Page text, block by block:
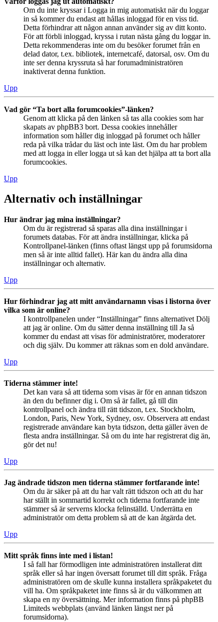
Om du inte kryssar i Logga in mig automatiskt när du loggar
in så kommer du endast att hållas inloggad för en viss tid.
Detta förhindrar att någon annan använder sig av ditt konto.
För att förbli inloggad, kryssa i rutan nästa gång du loggar in.
Detta rekommenderas inte om du besöker forumet från en
delad dator, t.ex. bibliotek, internetcafé, datorsal, osv. Om du
inte ser denna kryssruta så har forumadministratören
inaktiverat denna funktion.
Upp
Vad gör “Ta bort alla forumcookies”-länken?
Genom att klicka på den länken så tas alla cookies som har
skapats av phpBB3 bort. Dessa cookies innehåller
information som håller dig inloggad på forumet och håller
reda på vilka trådar du läst och inte läst. Om du har problem
med att logga in eller logga ut så kan det hjälpa att ta bort alla
forumcookies.
Upp
Alternativ och inställningar
Hur ändrar jag mina inställningar?
Om du är registrerad så sparas alla dina inställningar i
forumets databas. För att ändra inställningar, klicka på
Kontrollpanel-länken (finns oftast längst upp på forumsidorna
men så är inte alltid fallet). Här kan du ändra alla dina
inställningar och alternativ.
Upp
Hur förhindrar jag att mitt användarnamn visas i listorna över
vilka som är online?
I kontrollpanelen under “Inställningar” finns alternativet Dölj
att jag är online. Om du sätter denna inställning till Ja så
kommer du endast att visas för administratörer, moderatorer
och dig själv. Du kommer att räknas som en dold användare.
Upp
Tiderna stämmer inte!
Det kan vara så att tiderna som visas är för en annan tidszon
än den du befinner dig i. Om så är fallet, gå till din
kontrollpanel och ändra till rätt tidszon, t.ex. Stockholm,
London, Paris, New York, Sydney, osv. Observera att endast
registrerade användare kan byta tidszon, detta gäller även de
flesta andra inställningar. Så om du inte har registrerat dig än,
gör det nu!
Upp
Jag ändrade tidszon men tiderna stämmer fortfarande inte!
Om du är säker på att du har valt rätt tidszon och att du har
har ställt in sommartid korrekt och tiderna fortfarande inte
stämmer så är serverns klocka felinställd. Underrätta en
administratör om detta problem så att de kan åtgärda det.
Upp
Mitt språk finns inte med i listan!
I så fall har förmodligen inte administratören installerat ditt
språk eller så har ingen översatt forumet till ditt språk. Fråga
administratören om de skulle kunna installera språkpaketet du
vill ha. Om språkpaketet inte finns så är du välkommen att
skapa en ny översättning. Mer information finns på phpBB
Limiteds webbplats (använd länken längst ner på
forumsidorna).